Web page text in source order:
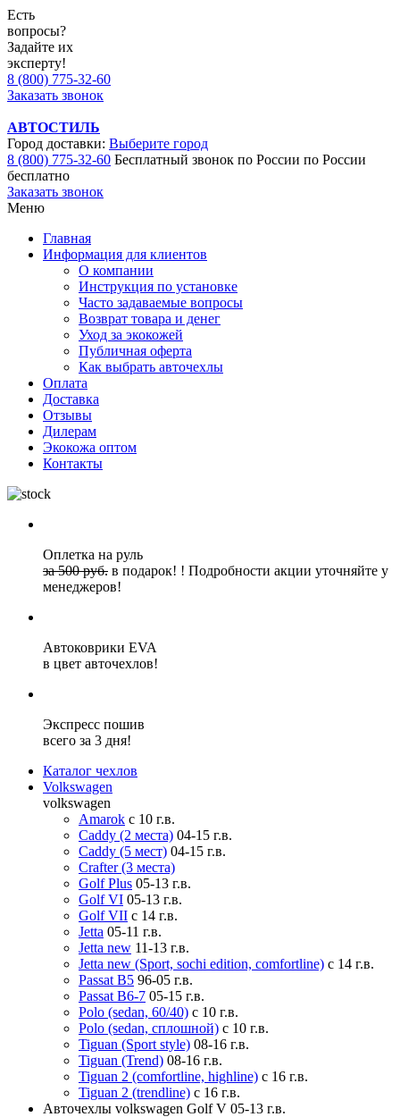
Есть
вопросы?
Задайте их
эксперту!
8 (800) 775-32-60
Заказать звонок
АВТОСТИЛЬ
Город доставки: Выберите город
8 (800) 775-32-60 Бесплатный звонок по России по России
бесплатно
Заказать звонок
Меню
Главная
Информация для клиентов
О компании
Инструкция по установке
Часто задаваемые вопросы
Возврат товара и денег
Уход за экокожей
Публичная оферта
Как выбрать авточехлы
Оплата
Доставка
Отзывы
Дилерам
Экокожа оптом
Контакты
Оплетка на руль
за 500 руб. в подарок! ! Подробности акции уточняйте у
менеджеров!
Автоковрики EVA
в цвет авточехлов!
Экспресс пошив
всего за 3 дня!
Каталог чехлов
Volkswagen
volkswagen
Amarok с 10 г.в.
Caddy (2 места) 04-15 г.в.
Caddy (5 мест) 04-15 г.в.
Crafter (3 места)
Golf Plus 05-13 г.в.
Golf VI 05-13 г.в.
Golf VII с 14 г.в.
Jetta 05-11 г.в.
Jetta new 11-13 г.в.
Jetta new (Sport, sochi edition, comfortline) с 14 г.в.
Passat B5 96-05 г.в.
Passat B6-7 05-15 г.в.
Polo (sedan, 60/40) с 10 г.в.
Polo (sedan, сплошной) с 10 г.в.
Tiguan (Sport style) 08-16 г.в.
Tiguan (Trend) 08-16 г.в.
Tiguan 2 (comfortline, highline) с 16 г.в.
Tiguan 2 (trendline) с 16 г.в.
Авточехлы volkswagen Golf V 05-13 г.в.